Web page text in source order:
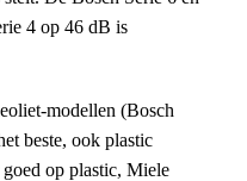
4 op 46 dB is
modellen (Bosch
beste, ook plastic
op plastic, Miele